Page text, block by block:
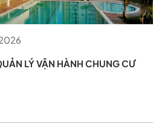
LÝ VẬN HÀNH CHUNG CƯ